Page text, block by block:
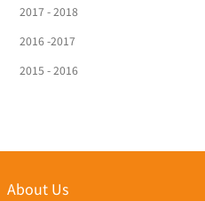
2017 - 2018
2016 -2017
2015 - 2016
About Us